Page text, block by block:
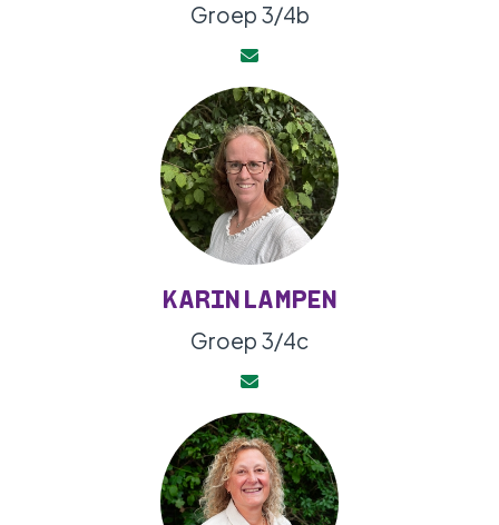
Groep 3/4b
KARIN LAMPEN
Groep 3/4c